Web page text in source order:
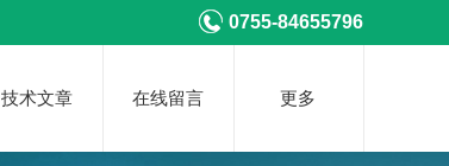
0755-84655796
技术文章 在线留言 更多